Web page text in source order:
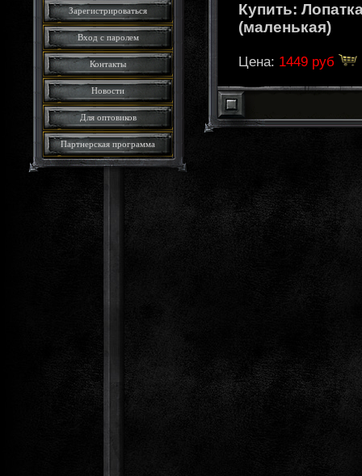
Зарегистрироваться
Вход с паролем
Контакты
Новости
Для оптовиков
Партнерская программа
Купить:
(маленькая)
Цена: 1449 руб